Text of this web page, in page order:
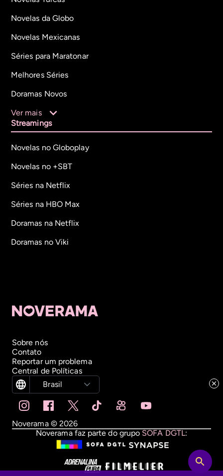
Novelas da Globo
Novelas Mexicanas
Séries para Maratonar
Melhores Séries
Doramas Novos
Ver mais
Streamings
Novelas no Globoplay
Novelas no +SBT
Séries na Netflix
Séries na HBO Max
Doramas na Netflix
Doramas no Viki
Sobre nós
Contato
Reportar um problema
Central de Políticas
Brasil
Noverama © 2026
Noverama faz parte do grupo SOFA DGTL: